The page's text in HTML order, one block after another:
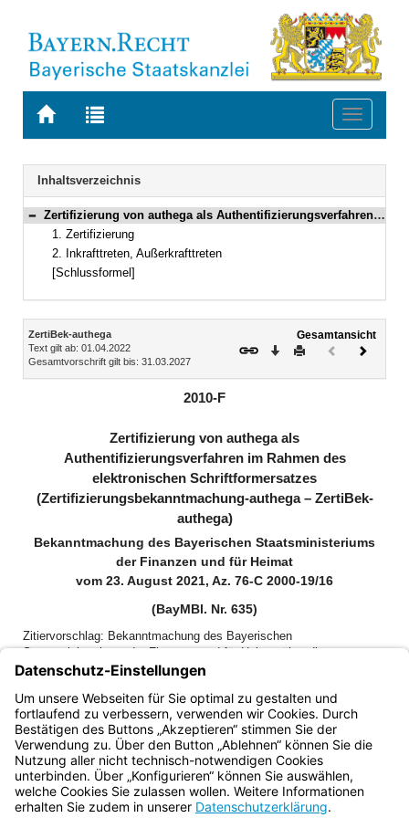
Zur
BAYERN.RECHT
Zur
letzten
Suche
Toggle
Navigation
Inhaltsverzeichnis
Bereich reduzieren
Zertifizierung von authega als Authentifizierungsverfahren im Rahmen des elektronischen Schriftformersatzes
1. Zertifizierung
2. Inkrafttreten, Außerkrafttreten
[Schlussformel]
Inhalt
ZertiBek-authega
Text gilt ab: 01.04.2022
Gesamtvorschrift gilt bis: 31.03.2027
Gesamtansicht
Download
DruckenVorheriges
(inaktiv)
2010-F
Zertifizierung von authega als
Authentifizierungsverfahren im Rahmen des
elektronischen Schriftformersatzes
(Zertifizierungsbekanntmachung-authega – ZertiBek-
authega)
Bekanntmachung des Bayerischen Staatsministeriums
der Finanzen und für Heimat
vom 23. August 2021, Az. 76-C 2000-19/16
(BayMBl. Nr. 635)
Zitiervorschlag: Bekanntmachung des Bayerischen
Staatsministeriums der Finanzen und für Heimat über die
Zertifizierung von authega als Authentifizierungsverfahren im
(Zertifizierungsbekanntmachung-authega – ZertiBek-authega) vom
23. August 2021 (BayMBl. Nr. 635)
Bayern.de
BayernPortal